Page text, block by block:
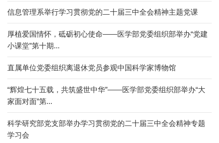
信息管理系举行学习贯彻党的二十届三中全会精神主题党课
厚植爱国情怀，砥砺初心使命——医学部党委组织部举办“党建
小课堂”第十期...
直属单位党委组织离退休党员参观中国科学家博物馆
“辉煌七十五载，共筑盛世中华”——医学部党委组织部举办“大
家面对面”第...
科学研究部党支部举办学习贯彻党的二十届三中全会精神专题
学习会